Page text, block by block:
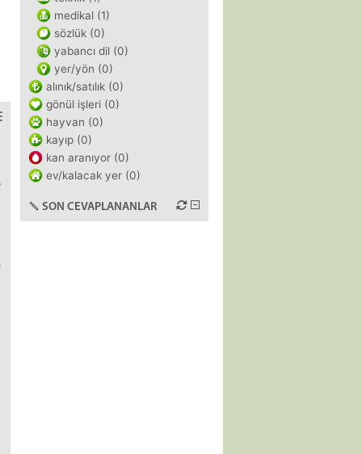
medikal (1)
sözlük (0)
yabancı dil (0)
yer/yön (0)
alınık/satılık (0)
gönül işleri (0)
hayvan (0)
kayıp (0)
kan aranıyor (0)
ev/kalacak yer (0)
SON CEVAPLANANLAR